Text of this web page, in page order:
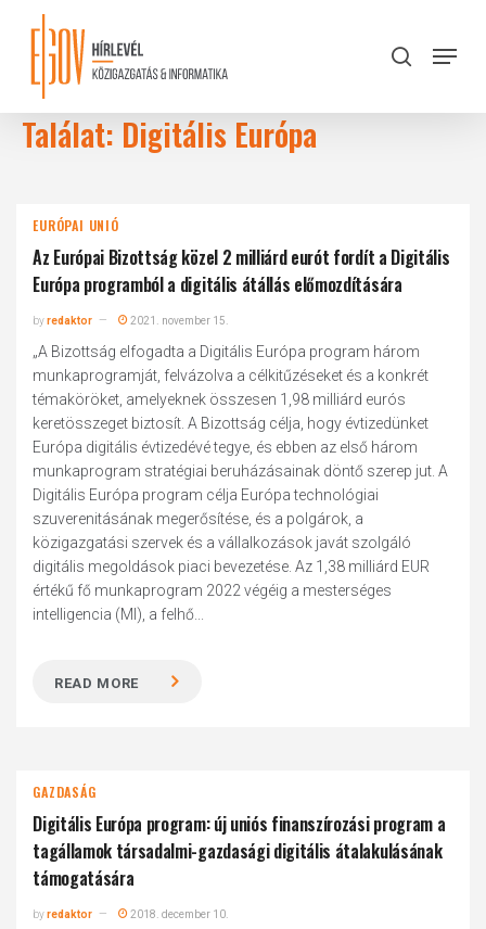
content
search
Menu
Találat: Digitális Európa
EURÓPAI UNIÓ
Az Európai Bizottság közel 2 milliárd eurót fordít a Digitális
Európa programból a digitális átállás előmozdítására
byredaktor 2021. november 15.
„A Bizottság elfogadta a Digitális Európa program három
munkaprogramját, felvázolva a célkitűzéseket és a konkrét
témaköröket, amelyeknek összesen 1,98 milliárd eurós
keretösszeget biztosít. A Bizottság célja, hogy évtizedünket
Európa digitális évtizedévé tegye, és ebben az első három
munkaprogram stratégiai beruházásainak döntő szerep jut. A
Digitális Európa program célja Európa technológiai
szuverenitásának megerősítése, és a polgárok, a
közigazgatási szervek és a vállalkozások javát szolgáló
digitális megoldások piaci bevezetése. Az 1,38 milliárd EUR
értékű fő munkaprogram 2022 végéig a mesterséges
intelligencia (MI), a felhő...
READ MORE
GAZDASÁG
Digitális Európa program: új uniós finanszírozási program a
tagállamok társadalmi-gazdasági digitális átalakulásának
támogatására
byredaktor 2018. december 10.
Close